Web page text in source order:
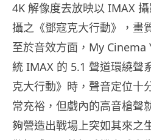
4K 解像度去放映以 IMAX
攝之《鄧寇克大行動》，畫
至於音效方面，My
統 IMAX 的 5.1 聲道環繞聲
克大行動》時，聲音定位十
常充裕，但戲內的高音槍聲
夠營造出戰場上突如其來之